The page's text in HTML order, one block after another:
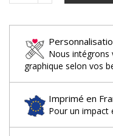
Nous
graphique selon vos
Imprimé en
Pour un impact